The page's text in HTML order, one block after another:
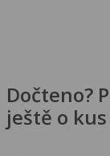
Dočteno?
ještě o